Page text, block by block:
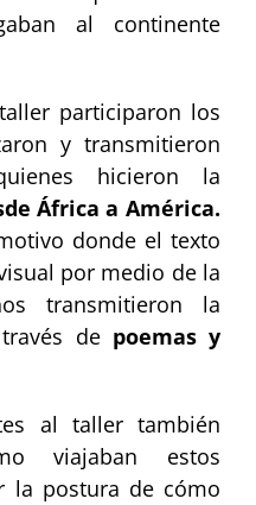
al continente
participaron los
y transmitieron
hicieron la
África a América.
donde el texto
por medio de la
transmitieron la
de poemas y
al taller también
viajaban estos
la postura de cómo